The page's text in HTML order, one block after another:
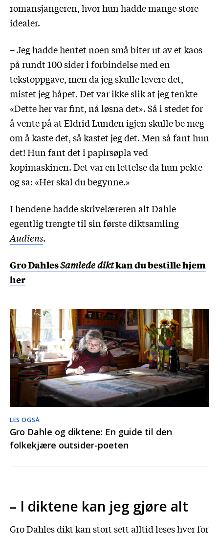
romansjangeren, hvor hun hadde mange store
idealer.
– Jeg hadde hentet noen små biter ut av et kaos
på rundt 100 sider i forbindelse med en
tekstoppgave, men da jeg skulle levere det,
mistet jeg håpet. Det var ikke slik at jeg tenkte
«Dette her var fint, nå løsna det». Så i stedet for
å vente på at Eldrid Lunden igjen skulle be meg
om å kaste det, så kastet jeg det. Men så fant hun
det! Hun fant det i papirsøpla ved
kopimaskinen. Det var en lettelse da hun pekte
og sa: «Her skal du begynne.»
I hendene hadde skrivelæreren alt Dahle
egentlig trengte til sin første diktsamling
Audiens.
Gro DahlesSamlede diktkan du bestille hjem
her
LES OGSÅ
Gro Dahle og diktene: En guide til den
folkekjære outsider-poeten
– I diktene kan jeg gjøre alt
Gro Dahles dikt kan stort sett alltid leses hver for